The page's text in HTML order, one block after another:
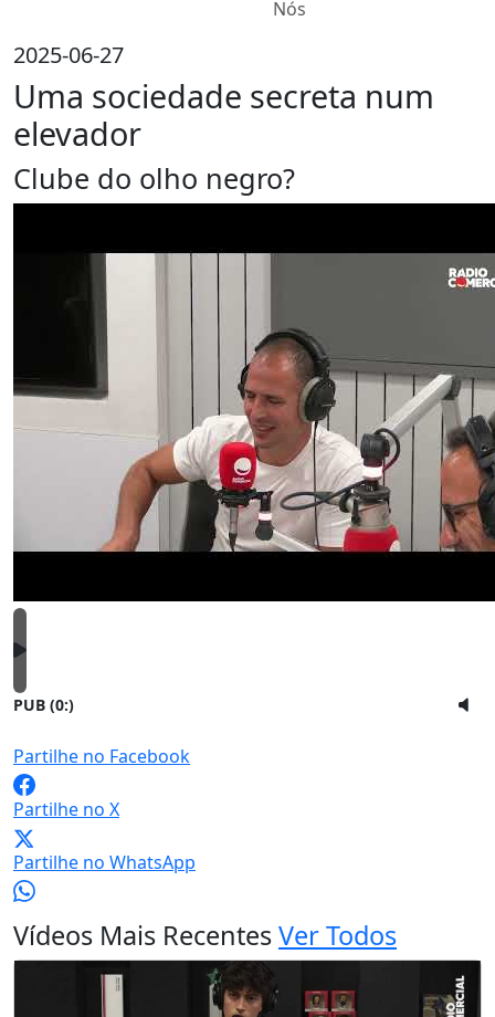
Nós
2025-06-27
Uma sociedade secreta num
elevador
Clube do olho negro?
PUB (0:)
Partilhe no Facebook
Partilhe no X
Partilhe no WhatsApp
Vídeos Mais RecentesVer Todos